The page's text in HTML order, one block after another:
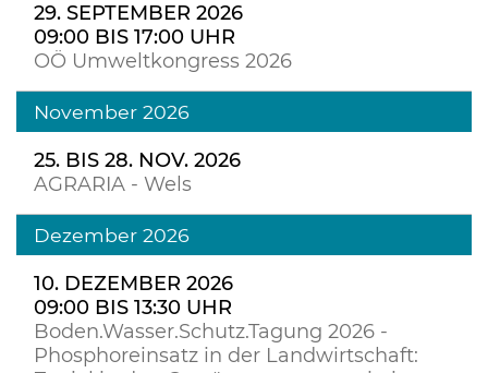
29. SEPTEMBER 2026
09:00 BIS 17:00 UHR
OÖ Umweltkongress 2026
November 2026
25. BIS 28. NOV. 2026
AGRARIA - Wels
Dezember 2026
10. DEZEMBER 2026
09:00 BIS 13:30 UHR
Boden.Wasser.Schutz.Tagung 2026 -
Phosphoreinsatz in der Landwirtschaft: